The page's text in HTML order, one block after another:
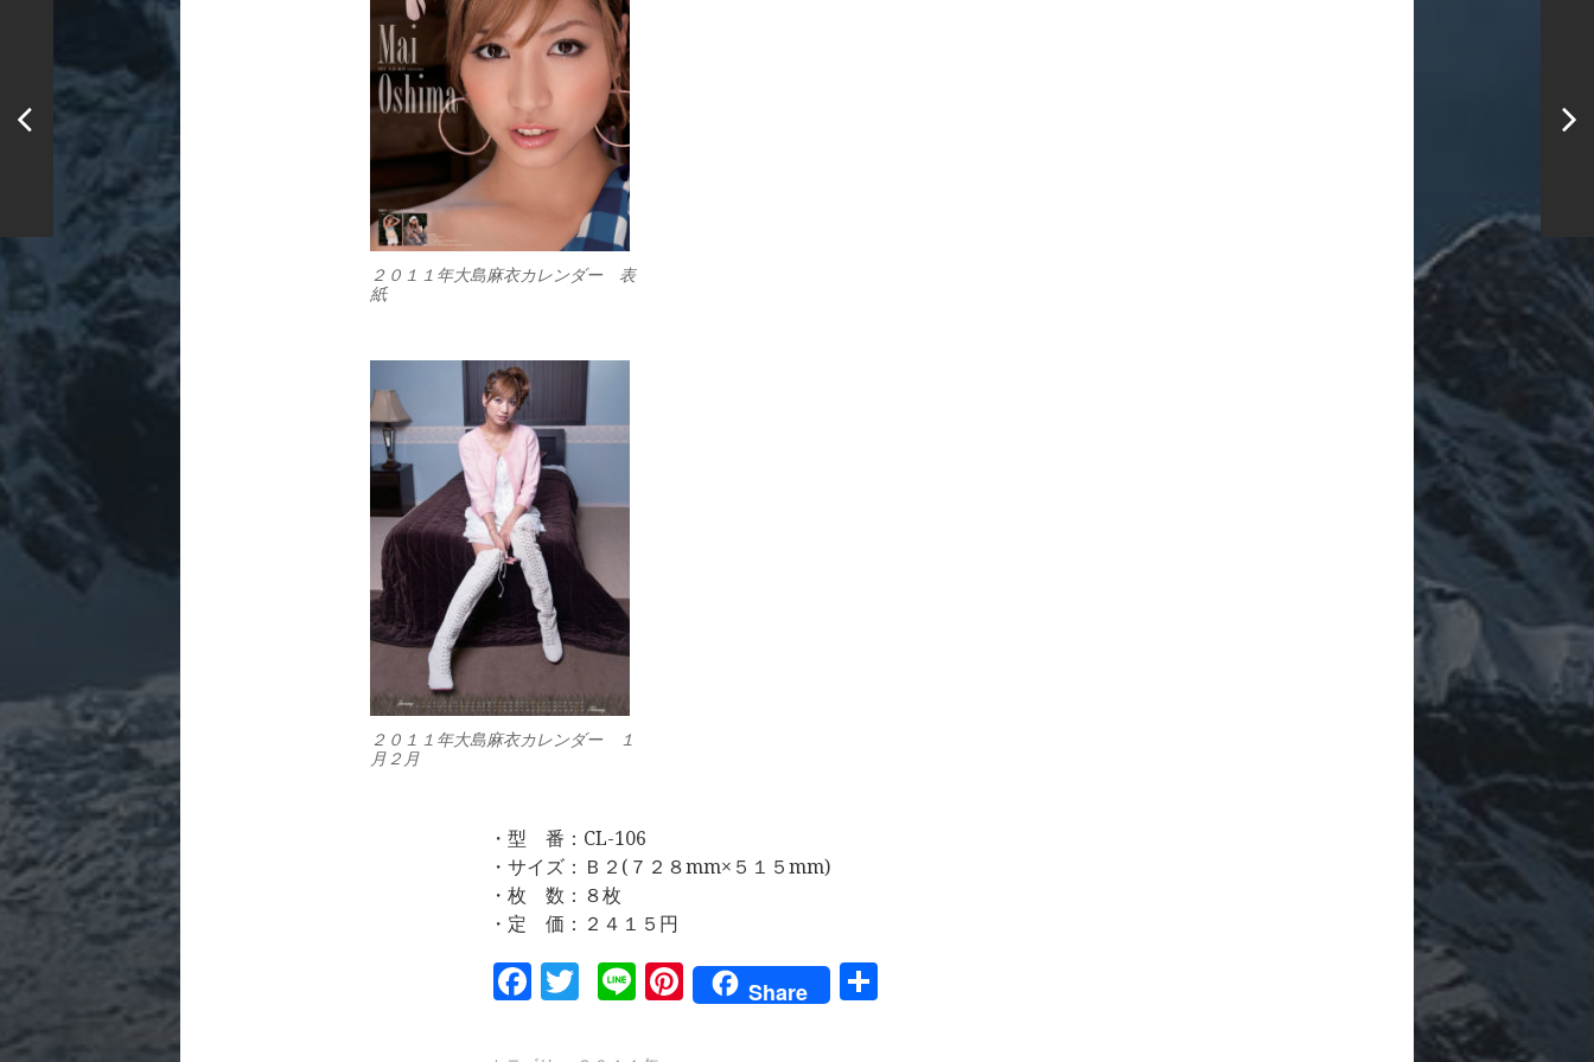
２０１１年大島麻衣カレンダー 表
紙
２０１１年大島麻衣カレンダー １
月２月
・型 番：CL-106
・サイズ：Ｂ２(７２８mm×５１５mm)
・枚 数：８枚
・定 価：２４１５円
Facebook
Twitter
LinePinterest
Share